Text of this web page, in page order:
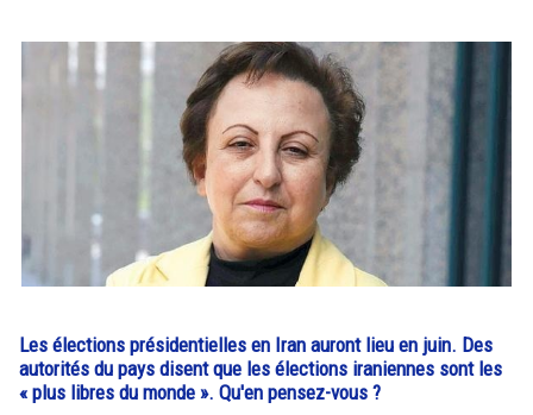
Les élections présidentielles en Iran auront lieu en juin. Des
autorités du pays disent que les élections iraniennes sont les
« plus libres du monde ». Qu'en pensez-vous ?